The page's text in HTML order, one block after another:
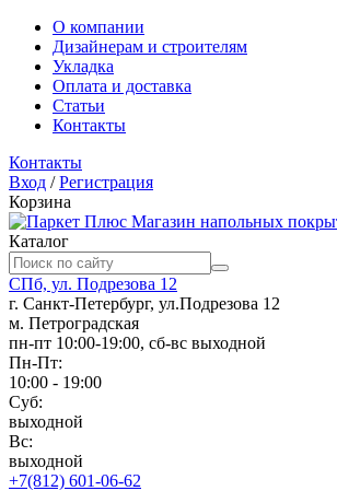
О компании
Дизайнерам и строителям
Укладка
Оплата и доставка
Статьи
Контакты
Контакты
Вход /Регистрация
Корзина
Магазин напольных
Каталог
СПб, ул. Подрезова 12
г. Санкт-Петербург, ул.Подрезова 12
м. Петроградская
пн-пт 10:00-19:00, сб-вс выходной
Пн-Пт:
10:00 - 19:00
Суб:
выходной
Вс:
выходной
+7(812) 601-06-62